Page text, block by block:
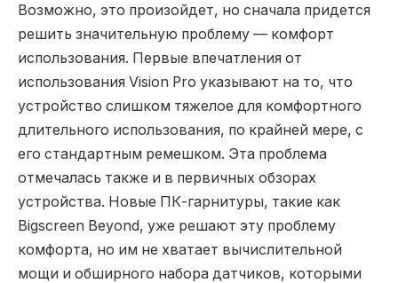
Возможно, это произойдет, но сначала придется
решить значительную проблему — комфорт
использования. Первые впечатления от
использования Vision Pro указывают на то, что
устройство слишком тяжелое для комфортного
длительного использования, по крайней мере, с
его стандартным ремешком. Эта проблема
отмечалась также и в первичных обзорах
устройства. Новые ПК-гарнитуры, такие как
Bigscreen Beyond, уже решают эту проблему
комфорта, но им не хватает вычислительной
мощи и обширного набора датчиков, которыми